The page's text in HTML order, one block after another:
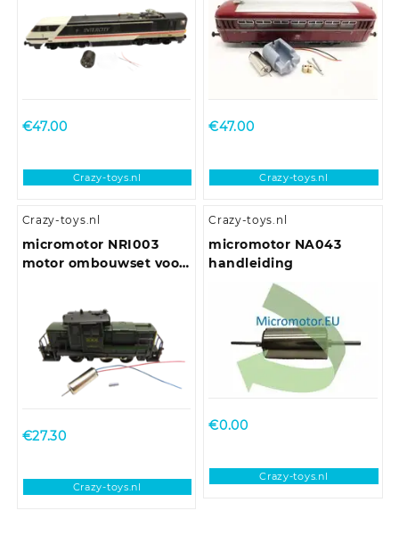
Class 86, Class 90, Class
91 , Class 110, Class 253 ,
Class 370 en andere
BO-BO locomotieven
€47.00
Crazy-toys.nl
€47.00
Crazy-toys.nl
Crazy-toys.nl
micromotor NRI003
motor ombouwset voor
€27.30
Crazy-toys.nl
Crazy-toys.nl
micromotor NA043
handleiding
€0.00
Crazy-toys.nl